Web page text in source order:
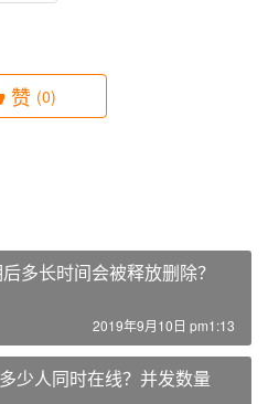
赞 (0)
多长时间会被释放删除？
2019年9月10日 pm1:13
少人同时在线？并发数量